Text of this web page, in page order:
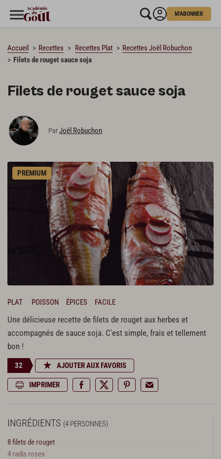
M'ABONNER
Accueil Recettes Recettes Plat
Recettes Joël Robuchon
Filets de rouget sauce soja
Filets de rouget sauce soja
ParJoël Robuchon
PREMIUM
PLAT POISSON ÉPICES FACILE
Une délicieuse recette de filets de rouget aux herbes et
accompagnés de sauce soja. C'est simple, frais et tellement
bon !
32 AJOUTER AUX FAVORIS
IMPRIMER
INGRÉDIENTS (4 PERSONNES)
8 filets de rouget
4 radis roses
CHARGEMENT…